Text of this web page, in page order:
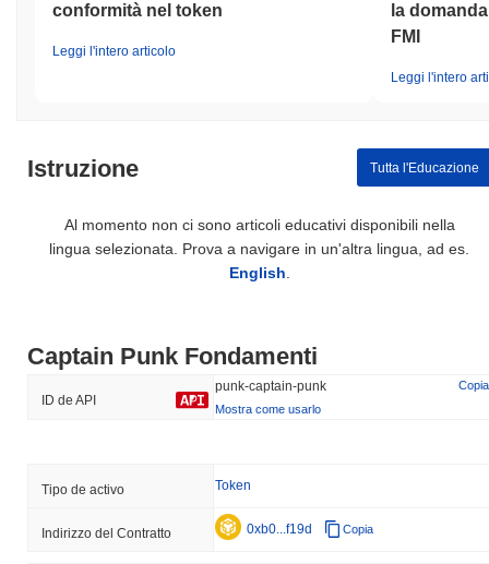
conformità nel token
Leggi l'intero articolo
la
FMI
Leggi l'intero
Istruzione Tutta l'Educazione
Al momento non ci sono articoli educativi disponibili nella
lingua selezionata. Prova a navigare in un'altra lingua, ad es.
English.
Captain Punk Fondamenti
ID de API
punk-captain-punk
Copia
Mostra come usarlo
Tipo de activo Token
Indirizzo del Contratto 0xb0...f19d Copia